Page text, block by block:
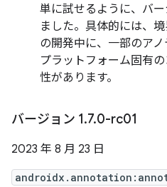
単に試せるように、バ
ました。具体的には、
の開発中に、一部のア
プラットフォーム固有
性があります。
バージョン 1.7.0-rc01
2023 年 8 月 23 日